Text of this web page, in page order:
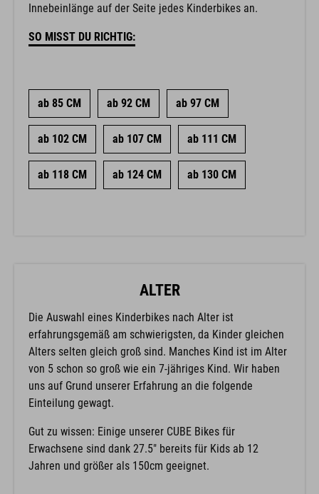
Innebeinlänge auf der Seite jedes Kinderbikes an.
SO MISST DU RICHTIG:
ab 85 CM ab 92 CM ab 97 CM
ab 102 CM ab 107 CM ab 111 CM
ab 118 CM ab 124 CM ab 130 CM
ALTER
Die Auswahl eines Kinderbikes nach Alter ist
erfahrungsgemäß am schwierigsten, da Kinder gleichen
Alters selten gleich groß sind. Manches Kind ist im Alter
von 5 schon so groß wie ein 7-jähriges Kind. Wir haben
uns auf Grund unserer Erfahrung an die folgende
Einteilung gewagt.
Gut zu wissen: Einige unserer CUBE Bikes für
Erwachsene sind dank 27.5" bereits für Kids ab 12
Jahren und größer als 150cm geeignet.